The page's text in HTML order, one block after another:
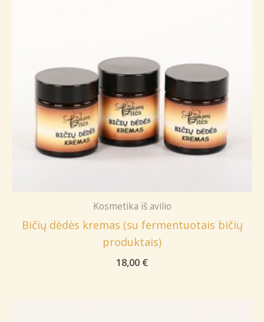
Kosmetika iš avilio
Bičių dėdės kremas (su fermentuotais bičių
produktais)
18,00 €